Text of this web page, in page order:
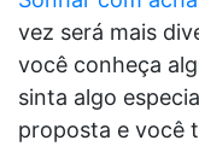
vez será mais
você conheça
sinta algo
proposta e você